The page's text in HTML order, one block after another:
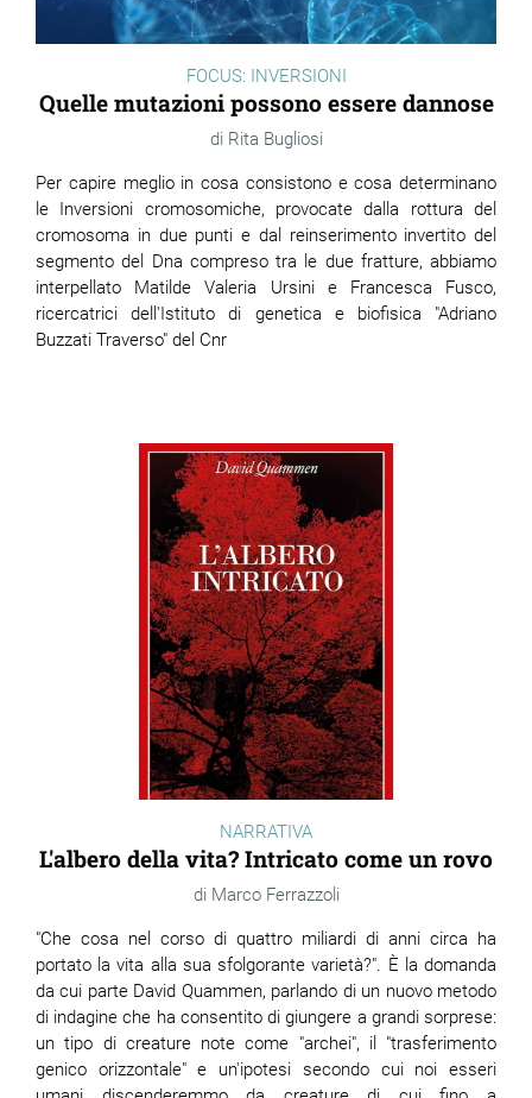
FOCUS: INVERSIONI
Quelle mutazioni possono essere dannose
Rita Bugliosi
Per capire meglio in cosa consistono e cosa determinano
le Inversioni cromosomiche, provocate dalla rottura del
cromosoma in due punti e dal reinserimento invertito del
segmento del Dna compreso tra le due fratture, abbiamo
interpellato Matilde Valeria Ursini e Francesca Fusco,
ricercatrici dell'Istituto di genetica e biofisica "Adriano
Buzzati Traverso" del Cnr
NARRATIVA
L'albero della vita? Intricato come un rovo
Marco Ferrazzoli
"Che cosa nel corso di quattro miliardi di anni circa ha
portato la vita alla sua sfolgorante varietà?". È la domanda
da cui parte David Quammen, parlando di un nuovo metodo
di indagine che ha consentito di giungere a grandi sorprese:
un tipo di creature note come "archei", il "trasferimento
genico orizzontale" e un'ipotesi secondo cui noi esseri